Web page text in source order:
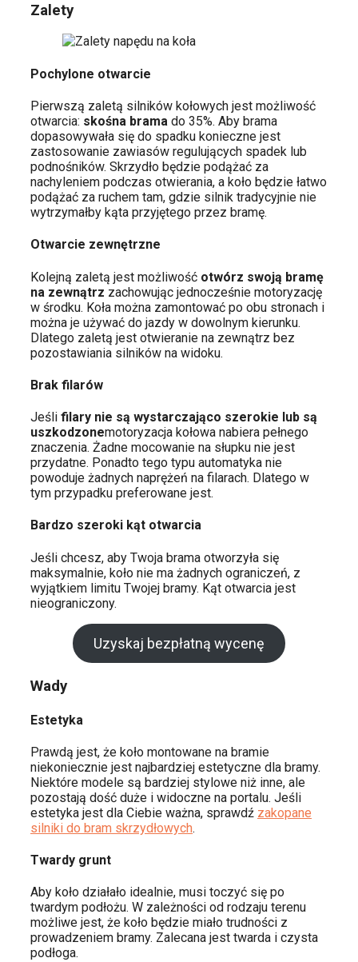
Zalety
Pochylone otwarcie
Pierwszą zaletą silników kołowych jest możliwość
otwarcia: skośna brama do 35%. Aby brama
dopasowywała się do spadku konieczne jest
zastosowanie zawiasów regulujących spadek lub
podnośników. Skrzydło będzie podążać za
nachyleniem podczas otwierania, a koło będzie łatwo
podążać za ruchem tam, gdzie silnik tradycyjnie nie
wytrzymałby kąta przyjętego przez bramę.
Otwarcie zewnętrzne
Kolejną zaletą jest możliwość otwórz swoją bramę
na zewnątrz zachowując jednocześnie motoryzację
w środku. Koła można zamontować po obu stronach i
można je używać do jazdy w dowolnym kierunku.
Dlatego zaletą jest otwieranie na zewnątrz bez
pozostawiania silników na widoku.
Brak filarów
Jeśli filary nie są wystarczająco szerokie lub są
uszkodzonemotoryzacja kołowa nabiera pełnego
znaczenia. Żadne mocowanie na słupku nie jest
przydatne. Ponadto tego typu automatyka nie
powoduje żadnych naprężeń na filarach. Dlatego w
tym przypadku preferowane jest.
Bardzo szeroki kąt otwarcia
Jeśli chcesz, aby Twoja brama otworzyła się
maksymalnie, koło nie ma żadnych ograniczeń, z
wyjątkiem limitu Twojej bramy. Kąt otwarcia jest
nieograniczony.
Uzyskaj bezpłatną wycenę
Wady
Estetyka
Prawdą jest, że koło montowane na bramie
niekoniecznie jest najbardziej estetyczne dla bramy.
Niektóre modele są bardziej stylowe niż inne, ale
pozostają dość duże i widoczne na portalu. Jeśli
estetyka jest dla Ciebie ważna, sprawdź zakopane
silniki do bram skrzydłowych.
Twardy grunt
Aby koło działało idealnie, musi toczyć się po
twardym podłożu. W zależności od rodzaju terenu
możliwe jest, że koło będzie miało trudności z
prowadzeniem bramy. Zalecana jest twarda i czysta
podłoga.